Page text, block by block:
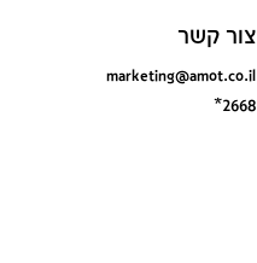
צור קשר
marketing@amot.co.il
*2668